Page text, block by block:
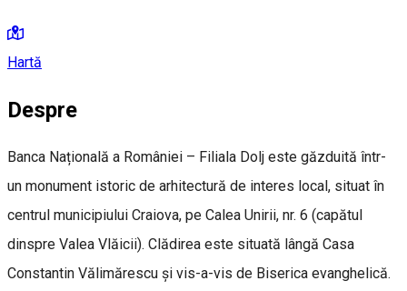
Hartă
Despre
Banca Națională a României – Filiala Dolj este găzduită într-
un monument istoric de arhitectură de interes local, situat în
centrul municipiului Craiova, pe Calea Unirii, nr. 6 (capătul
dinspre Valea Vlăicii). Clădirea este situată lângă Casa
Constantin Vălimărescu și vis-a-vis de Biserica evanghelică.